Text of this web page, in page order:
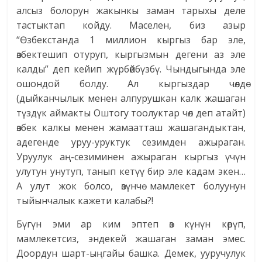
алсыз болорун жакынкы заман тарыхы деле
тастыктап койду. Маселен, биз азыр
“Өзбекстанда 1 миллион кыргыз бар эле,
өзбектешип отуруп, кыргызмын дегени аз эле
калды” деп кейип жүрбөйбүзбү. Чындыгында эле
ошондой болду. Ал кыргыздар чөлдө
(дыйканчылык менен алпурушкан калк жашаган
түздүк аймакты Оштогу тоолуктар чөл деп атайт)
өзбек калкы менен жамаатташ жашагандыктан,
адегенде уруу-уруктук сезимден ажыраган.
Уруулук аң-сезиминен ажыраган кыргыз үчүн
улутун унутуп, танып кетүү бир эле кадам экен…
А улут жок болсо, өзүнчө мамлекет болуунун
тыйынчалык кажети калабы?!
Бүгүн эми ар ким эптеп өз күнүн көрүп,
мамлекетсиз, эндекей жашаган заман эмес.
Доордун шарт-ыңгайы башка. Демек, ууручулук